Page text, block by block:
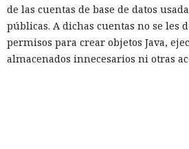
de las cuentas de base de datos
públicas. A dichas cuentas no se les
permisos para crear objetos Java,
almacenados innecesarios ni otras